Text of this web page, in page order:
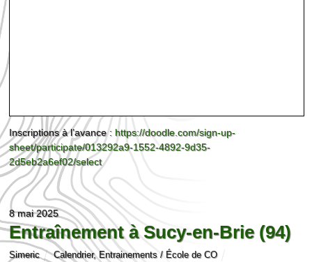
Inscriptions à l’avance : https://doodle.com/sign-up-
sheet/participate/013292a9-1552-4892-9d35-
2d5eb2a6ef02/select
8 mai 2025
Entraînement à Sucy-en-Brie (94)
Simeric Calendrier,Entrainements / École de CO